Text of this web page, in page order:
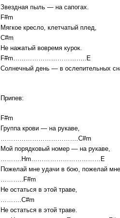
Звездная пыль — на сапогах.
F#m
Мягкое кресло, клетчатый плед,
C#m
Не нажатый вовремя курок.
F#m……………………………..E
Солнечный день — в ослепительных
Припев:
F#m
Группа крови — на рукаве,
……………………………….C#m
Мой порядковый номер — на рукаве,
……….Hm……………………………E
Пожелай мне удачи в бою, пожелай
………..F#m
Не остаться в этой траве,
……….C#m
Не остаться в этой траве.